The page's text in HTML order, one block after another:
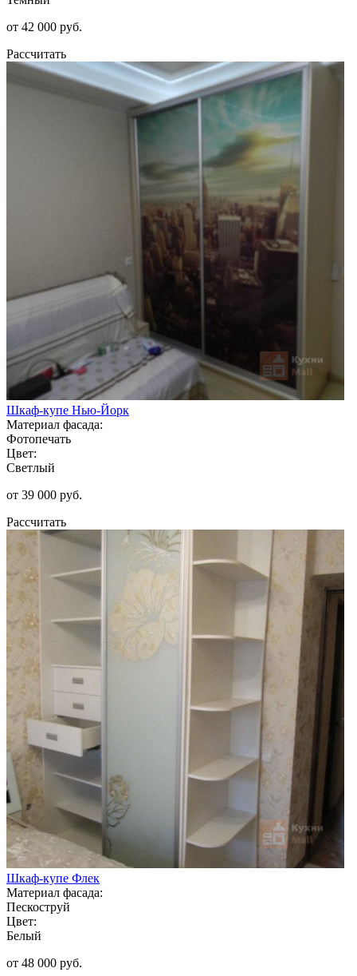
от 42 000 руб.
Рассчитать
Шкаф-купе Нью-Йорк
Материал фасада:
Фотопечать
Цвет:
Светлый
от 39 000 руб.
Рассчитать
Шкаф-купе Флек
Материал фасада:
Пескоструй
Цвет:
Белый
от 48 000 руб.